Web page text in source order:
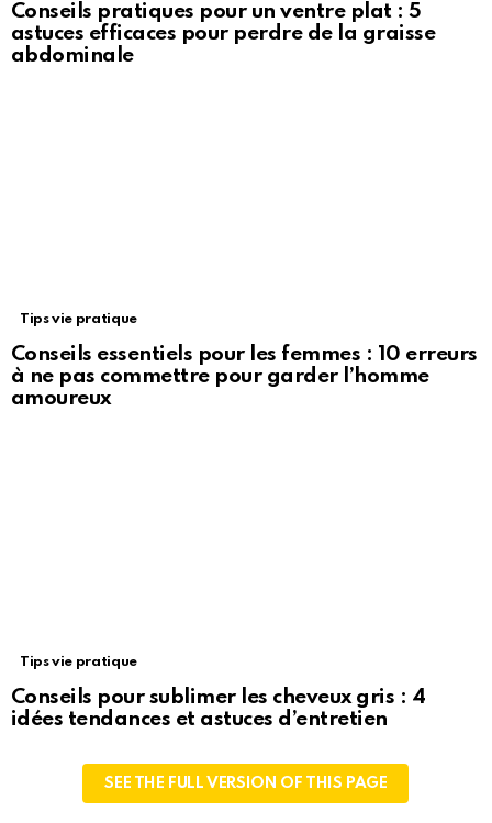
Conseils pratiques pour un ventre plat : 5
astuces efficaces pour perdre de la graisse
abdominale
Tips vie pratique
Conseils essentiels pour les femmes : 10 erreurs
à ne pas commettre pour garder l’homme
amoureux
Tips vie pratique
Conseils pour sublimer les cheveux gris : 4
idées tendances et astuces d’entretien
SEE THE FULL VERSION OF THIS PAGE